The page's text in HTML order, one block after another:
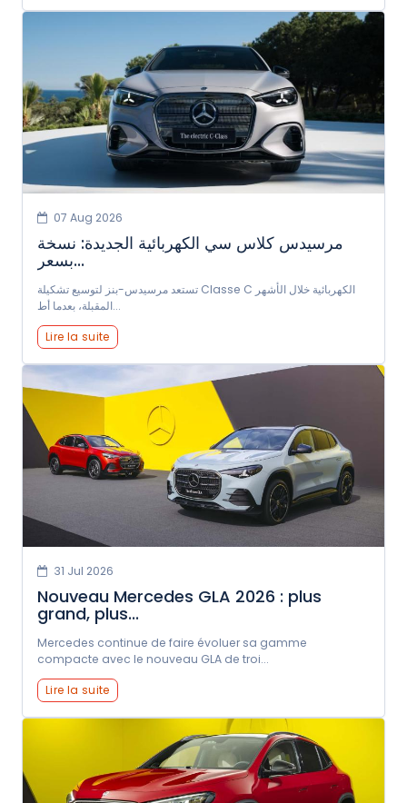
07 Aug 2026
مرسيدس كلاس سي الكهربائية الجديدة: نسخة
بسعر...
تستعد مرسيدس-بنز لتوسيع تشكيلة Classe C الكهربائية خلال الأشهر
المقبلة، بعدما أط...
Lire la suite
31 Jul 2026
Nouveau Mercedes GLA 2026 : plus
grand, plus...
Mercedes continue de faire évoluer sa gamme
compacte avec le nouveau GLA de troi...
Lire la suite